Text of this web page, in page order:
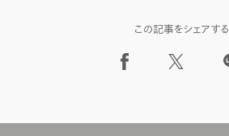
この記事をシェアする